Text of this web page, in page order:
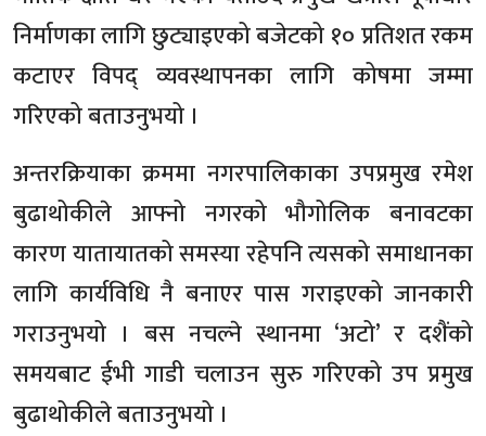
निर्माणका लागि छुट्याइएको बजेटको १० प्रतिशत रकम
कटाएर विपद् व्यवस्थापनका लागि कोषमा जम्मा
गरिएको बताउनुभयो ।
अन्तरक्रियाका क्रममा नगरपालिकाका उपप्रमुख रमेश
बुढाथोकीले आफ्नो नगरको भौगोलिक बनावटका
कारण यातायातको समस्या रहेपनि त्यसको समाधानका
लागि कार्यविधि नै बनाएर पास गराइएको जानकारी
गराउनुभयो । बस नचल्ने स्थानमा ‘अटो’ र दशैंको
समयबाट ईभी गाडी चलाउन सुरु गरिएको उप प्रमुख
बुढाथोकीले बताउनुभयो ।